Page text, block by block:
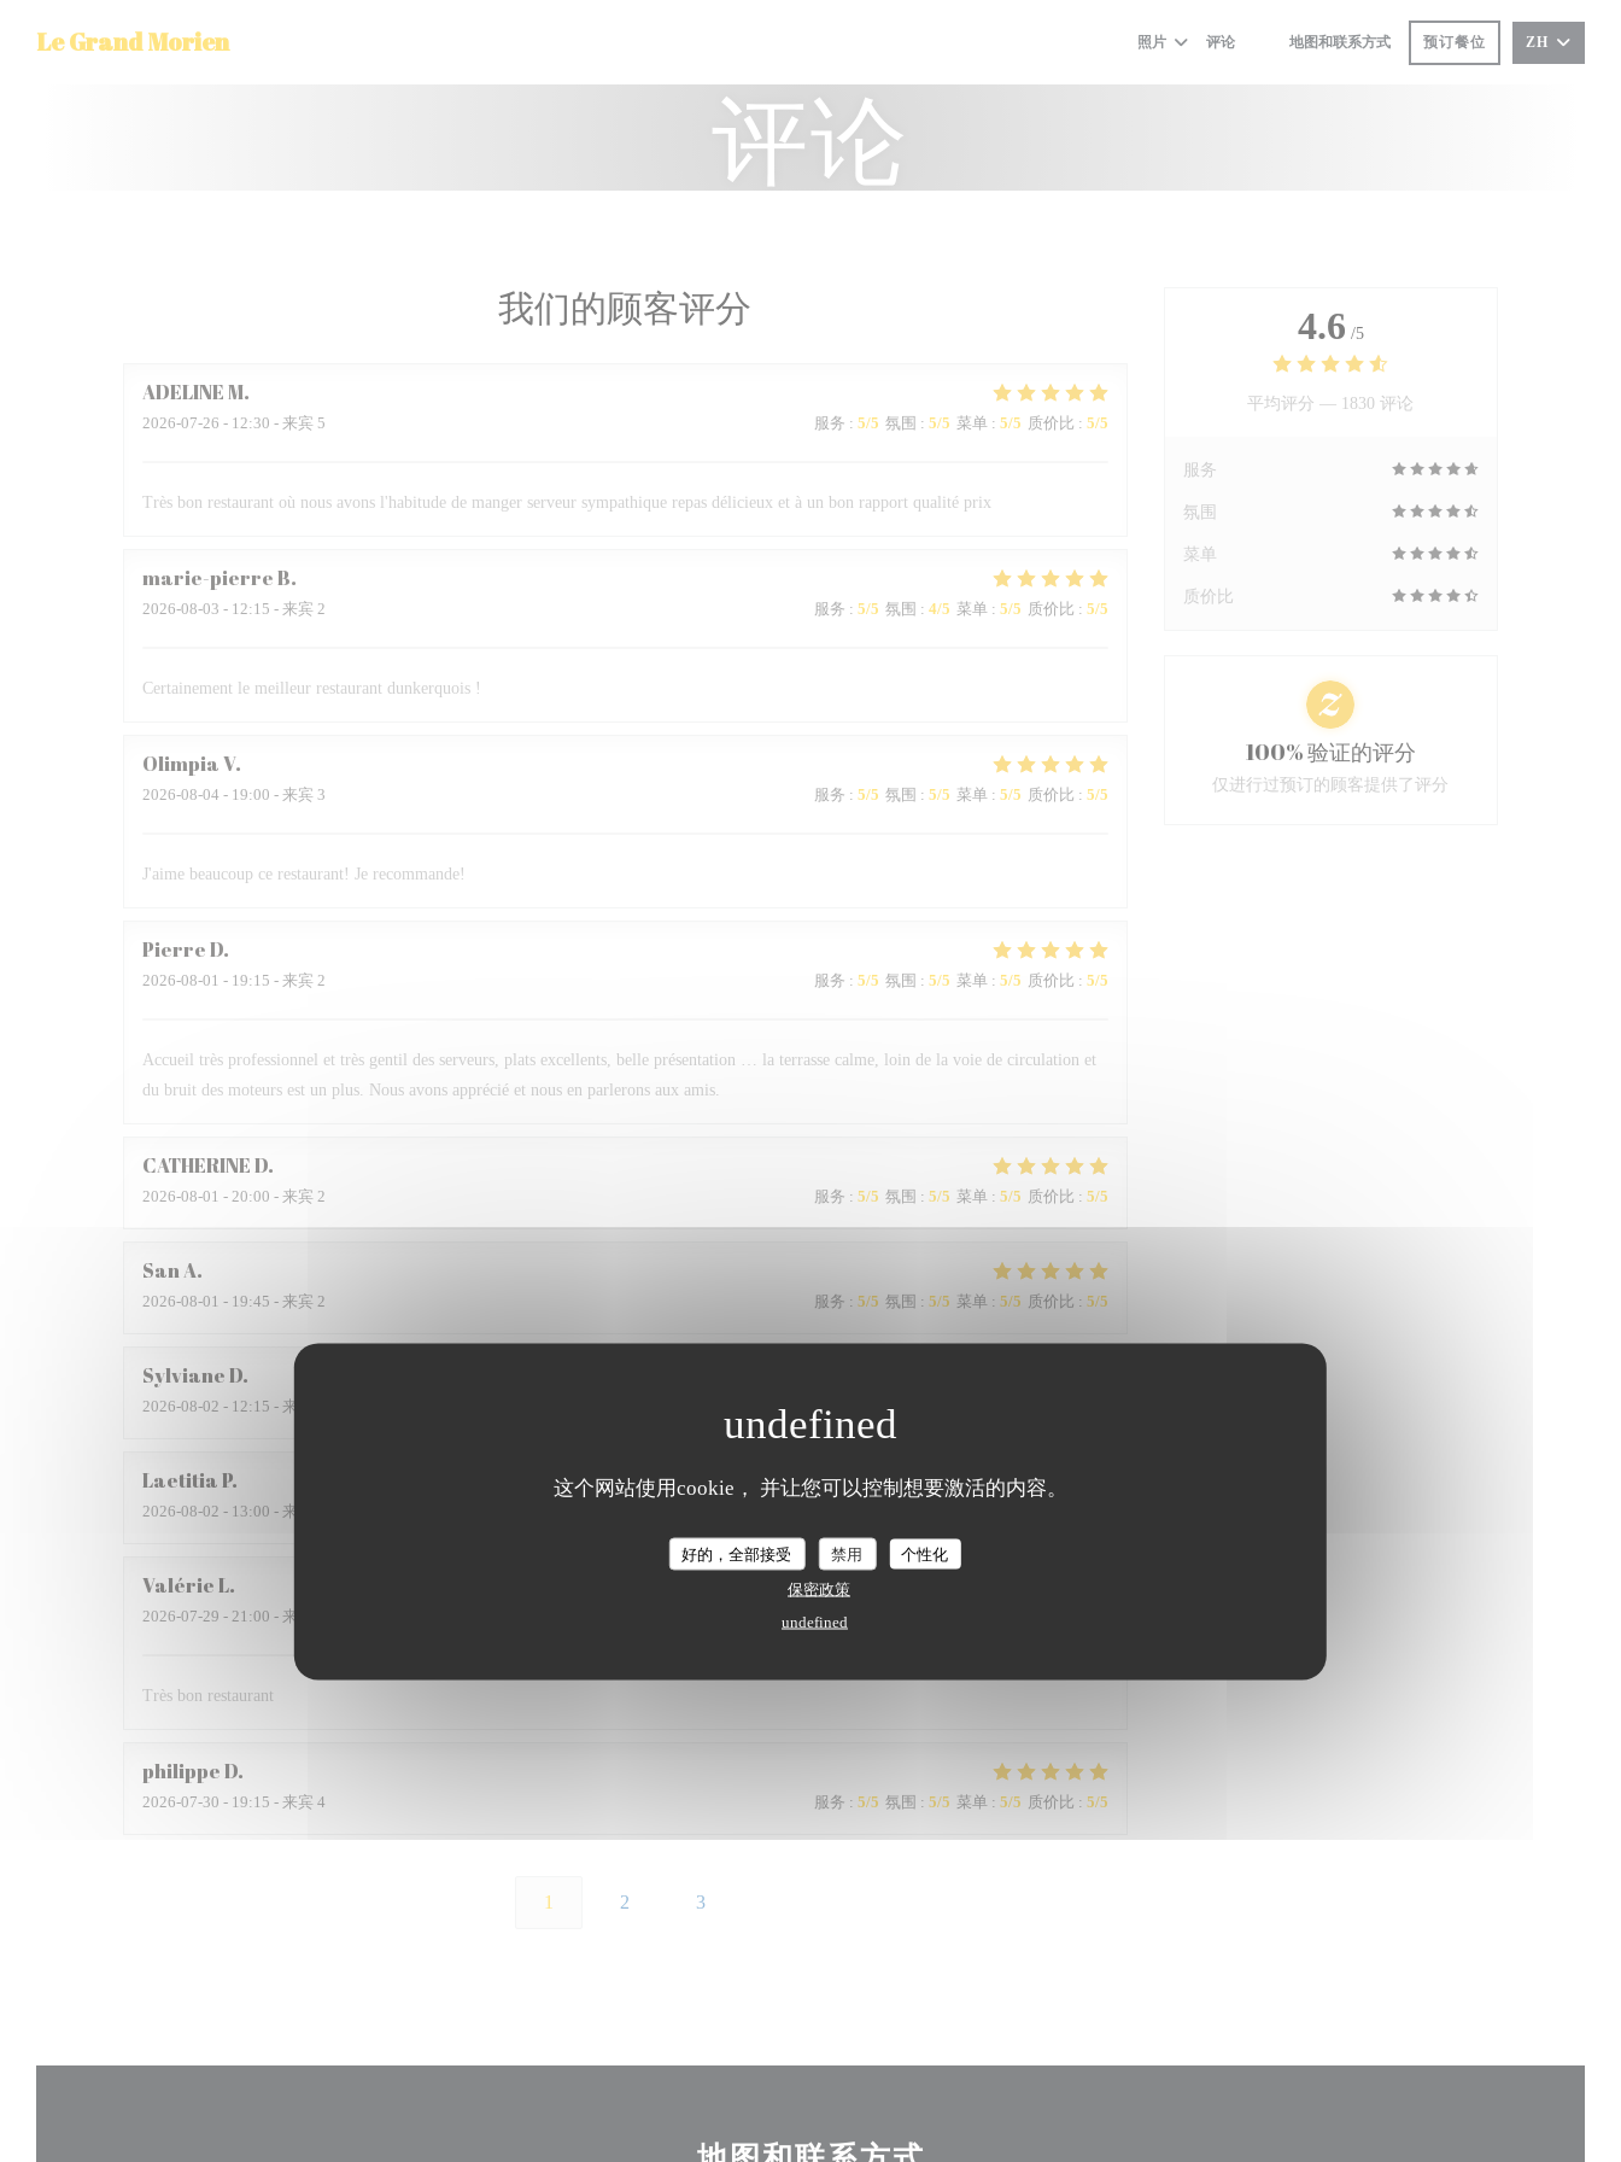
这个网站使用cookie， 并让您可以控制想要激活的内容。
好的，全部接受 禁用
个性化
保密政策
undefined
Le Grand Morien 照片 评论
((在新窗口中打开))
((在新窗口中打开))
地图和联系方式 预订餐位 ZH
评论
我们的顾客评分
ADELINEM
2026-07-26 - 12:30 - 来宾 5 服务 : 5/5 氛围 : 5/5 菜单: 5/5 质价比 : 5/5
Très bon restaurant où nous avons l'habitude de manger serveur sympathique repas délicieux et à un bon rapport qualité prix
marie-pierreB
2026-08-03 - 12:15 - 来宾 2 服务 : 5/5 氛围 : 4/5 菜单: 5/5 质价比 : 5/5
Certainement le meilleur restaurant dunkerquois !
OlimpiaV
2026-08-04 - 19:00 - 来宾 3 服务 : 5/5 氛围 : 5/5 菜单: 5/5 质价比 : 5/5
J'aime beaucoup ce restaurant! Je recommande!
PierreD
2026-08-01 - 19:15 - 来宾 2 服务 : 5/5 氛围 : 5/5 菜单: 5/5 质价比 : 5/5
Accueil très professionnel et très gentil des serveurs, plats excellents, belle présentation … la terrasse calme, loin de la voie de circulation et
du bruit des moteurs est un plus. Nous avons apprécié et nous en parlerons aux amis.
CATHERINED
2026-08-01 - 20:00 - 来宾 2 服务 : 5/5 氛围 : 5/5 菜单: 5/5 质价比 : 5/5
SanA
2026-08-01 - 19:45 - 来宾 2 服务 : 5/5 氛围 : 5/5 菜单: 5/5 质价比 : 5/5
SylvianeD
2026-08-02 - 12:15 - 来宾 2 服务 氛围
LaetitiaP
2026-08-02 - 13:00 - 来宾 6
ValérieL
2026-07-29 - 21:00 - 来宾 3 服务:
Très bon restaurant
philippeD
2026-07-30 - 19:15 - 来宾 4 服务 : 5/5 氛围 : 5/5 菜单 : 5/5 质价比 : 5/5
1 2 3
4.6 /5
平均评分 — 1830 评论
服务
氛围
菜单
质价比
100% 验证的评分
仅进行过预订的顾客提供了评分